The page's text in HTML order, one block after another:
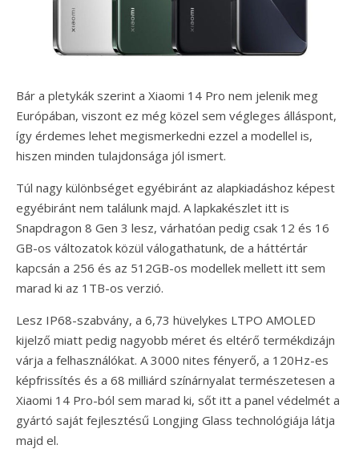
Bár a pletykák szerint a Xiaomi 14 Pro nem jelenik meg
Európában, viszont ez még közel sem végleges álláspont,
így érdemes lehet megismerkedni ezzel a modellel is,
hiszen minden tulajdonsága jól ismert.
Túl nagy különbséget egyébiránt az alapkiadáshoz képest
egyébiránt nem találunk majd. A lapkakészlet itt is
Snapdragon 8 Gen 3 lesz, várhatóan pedig csak 12 és 16
GB-os változatok közül válogathatunk, de a háttértár
kapcsán a 256 és az 512GB-os modellek mellett itt sem
marad ki az 1TB-os verzió.
Lesz IP68-szabvány, a 6,73 hüvelykes LTPO AMOLED
kijelző miatt pedig nagyobb méret és eltérő termékdizájn
várja a felhasználókat. A 3000 nites fényerő, a 120Hz-es
képfrissítés és a 68 milliárd színárnyalat természetesen a
Xiaomi 14 Pro-ból sem marad ki, sőt itt a panel védelmét a
gyártó saját fejlesztésű Longjing Glass technológiája látja
majd el.